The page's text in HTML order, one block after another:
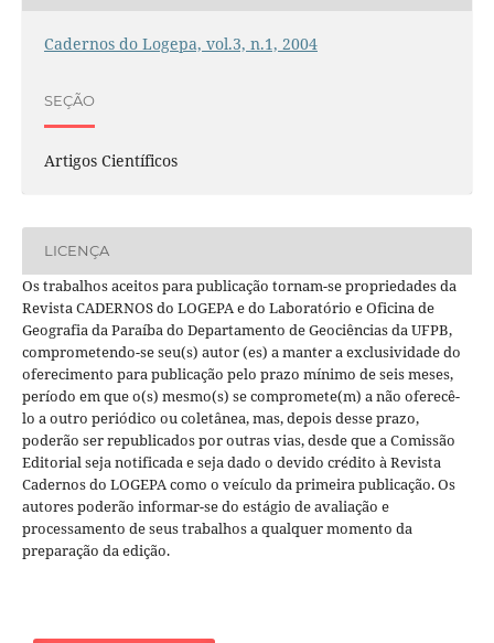
Cadernos do Logepa, vol.3, n.1, 2004
SEÇÃO
Artigos Científicos
LICENÇA
Os trabalhos aceitos para publicação tornam-se propriedades da
Revista CADERNOS do LOGEPA e do Laboratório e Oficina de
Geografia da Paraíba do Departamento de Geociências da UFPB,
comprometendo-se seu(s) autor (es) a manter a exclusividade do
oferecimento para publicação pelo prazo mínimo de seis meses,
período em que o(s) mesmo(s) se compromete(m) a não oferecê-
lo a outro periódico ou coletânea, mas, depois desse prazo,
poderão ser republicados por outras vias, desde que a Comissão
Editorial seja notificada e seja dado o devido crédito à Revista
Cadernos do LOGEPA como o veículo da primeira publicação. Os
autores poderão informar-se do estágio de avaliação e
processamento de seus trabalhos a qualquer momento da
preparação da edição.